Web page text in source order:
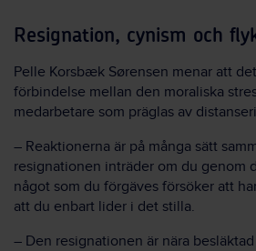
Resignation, cynism och
Pelle Korsbæk Sørensen menar att
förbindelse mellan den moraliska
medarbetare som präglas av
– Reaktionerna är på många sätt
resignationen inträder om du genom
något som du förgäves försöker att
att du enbart lider i det stilla.
– Den resignationen är nära